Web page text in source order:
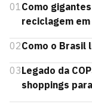
01Como
reciclagem
02Como o Brasil
03Legado da
shoppings